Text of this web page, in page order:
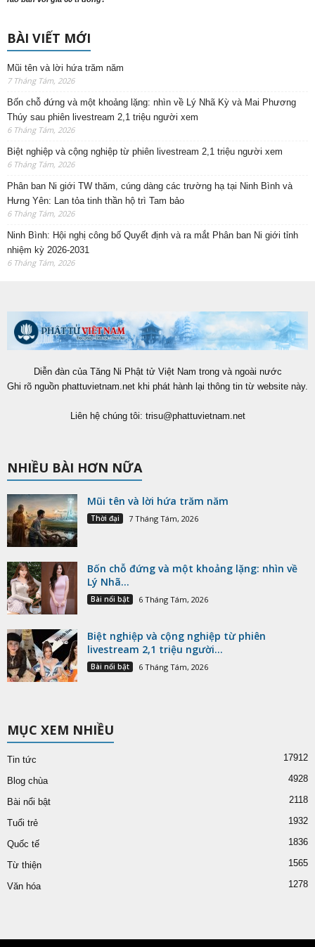
BÀI VIẾT MỚI
Mũi tên và lời hứa trăm năm
7 Tháng Tám, 2026
Bốn chỗ đứng và một khoảng lặng: nhìn về Lý Nhã Kỳ và Mai Phương
Thúy sau phiên livestream 2,1 triệu người xem
6 Tháng Tám, 2026
Biệt nghiệp và cộng nghiệp từ phiên livestream 2,1 triệu người xem
6 Tháng Tám, 2026
Phân ban Ni giới TW thăm, cúng dàng các trường hạ tại Ninh Bình và
Hưng Yên: Lan tỏa tinh thần hộ trì Tam bảo
6 Tháng Tám, 2026
Ninh Bình: Hội nghị công bố Quyết định và ra mắt Phân ban Ni giới tỉnh
nhiệm kỳ 2026-2031
6 Tháng Tám, 2026
Diễn đàn của Tăng Ni Phật tử Việt Nam trong và ngoài nước
Ghi rõ nguồn phattuvietnam.net khi phát hành lại thông tin từ website này.
Liên hệ chúng tôi: trisu@phattuvietnam.net
NHIỀU BÀI HƠN NỮA
Mũi tên và lời hứa trăm năm
Thời đại 7 Tháng Tám, 2026
Bốn chỗ đứng và một khoảng lặng: nhìn về
Lý Nhã...
Bài nổi bật 6 Tháng Tám, 2026
Biệt nghiệp và cộng nghiệp từ phiên
livestream 2,1 triệu người...
Bài nổi bật 6 Tháng Tám, 2026
MỤC XEM NHIỀU
Tin tức 17912
Blog chùa 4928
Bài nổi bật 2118
Tuổi trẻ 1932
Quốc tế 1836
Từ thiện 1565
Văn hóa 1278